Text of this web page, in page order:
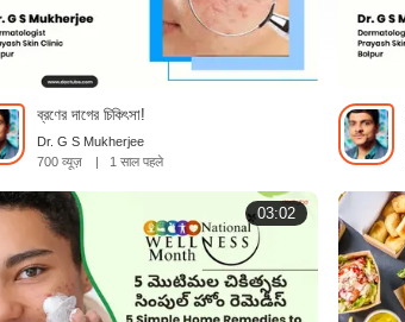
ব্রণের দাগের চিকিৎসা!
Dr. G S Mukherjee
700 व्यूज़
| 1 साल पहले
03:02